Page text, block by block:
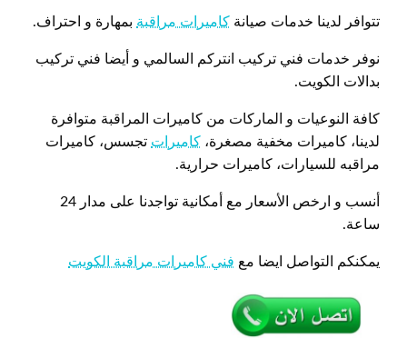
تتوافر لدينا خدمات صيانة كاميرات مراقبة بمهارة و احتراف.
نوفر خدمات فني تركيب انتركم السالمي و أيضا فني تركيب
بدالات الكويت.
كافة النوعيات و الماركات من كاميرات المراقبة متوافرة
لدينا، كاميرات مخفية مصغرة، كاميرات تجسس، كاميرات
مراقبه للسيارات، كاميرات حرارية.
أنسب و ارخص الأسعار مع أمكانية تواجدنا على مدار 24
ساعة.
يمكنكم التواصل ايضا مع فني كاميرات مراقبة الكويت